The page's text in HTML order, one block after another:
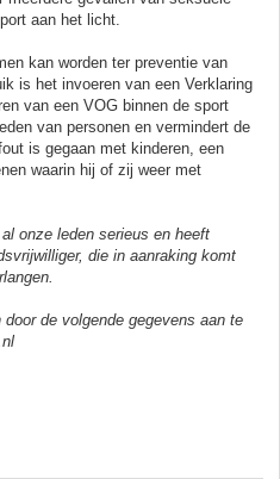
aan het licht.
kan worden ter preventie van
is het invoeren van een Verklaring
van een VOG binnen de sport
van personen en vermindert de
is gegaan met kinderen, een
waarin hij of zij weer met
onze leden serieus en heeft
die in aanraking komt
de volgende gegevens aan te